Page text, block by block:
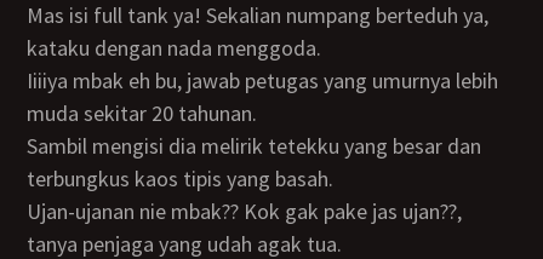
Mas isi full tank ya! Sekalian numpang berteduh ya,
kataku dengan nada menggoda.
Iiiiya mbak eh bu, jawab petugas yang umurnya lebih
muda sekitar 20 tahunan.
Sambil mengisi dia melirik tetekku yang besar dan
terbungkus kaos tipis yang basah.
Ujan-ujanan nie mbak?? Kok gak pake jas ujan??,
tanya penjaga yang udah agak tua.